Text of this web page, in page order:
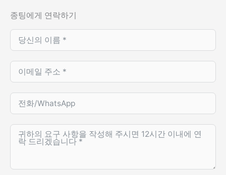
종팅에게 연락하기